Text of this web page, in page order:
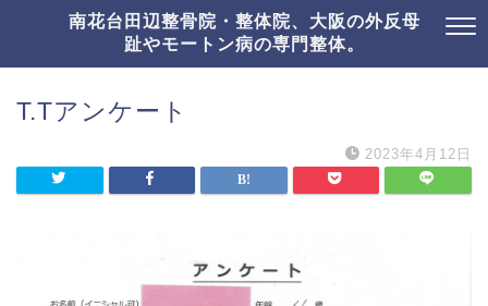
南花台田辺整骨院・整体院、大阪の外反母
趾やモートン病の専門整体。
T.Tアンケート
2023年4月12日